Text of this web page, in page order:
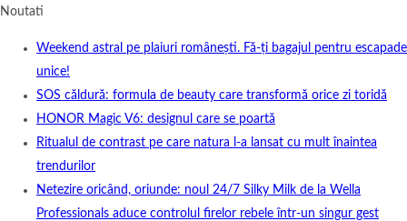
Noutati
Weekend astral pe plaiuri românești. Fă-ți bagajul pentru escapade
unice!
SOS căldură: formula de beauty care transformă orice zi toridă
HONOR Magic V6: designul care se poartă
Ritualul de contrast pe care natura l-a lansat cu mult înaintea
trendurilor
Netezire oricând, oriunde: noul 24/7 Silky Milk de la Wella
Professionals aduce controlul firelor rebele într-un singur gest